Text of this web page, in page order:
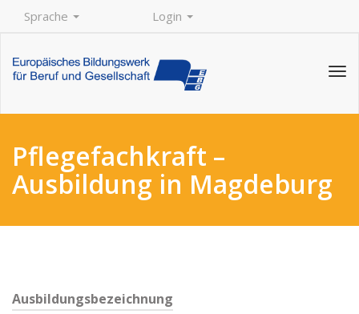
Sprache Login
Pflegefachkraft –
Ausbildung in Magdeburg
Ausbildungsbezeichnung